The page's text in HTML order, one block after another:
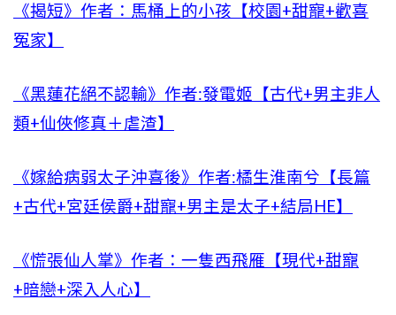
《揭短》作者：馬桶上的小孩【校園+甜寵+歡喜
冤家】
《黑蓮花絕不認輸》作者:發電姬【古代+男主非人
類+仙俠修真＋虐渣】
《嫁給病弱太子沖喜後》作者:橘生淮南兮【長篇
+古代+宮廷侯爵+甜寵+男主是太子+結局HE】
《慌張仙人掌》作者：一隻西飛雁【現代+甜寵
+暗戀+深入人心】